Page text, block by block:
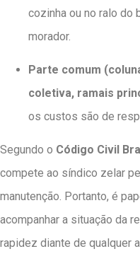
cozinha ou no ralo do
morador.
Parte comum
coletiva, ramais
os custos são de
Segundo o Código Civil
compete ao síndico zelar
manutenção. Portanto, é
acompanhar a situação da
rapidez diante de qualquer